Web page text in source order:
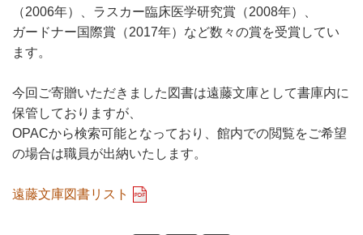
（2006年）、ラスカー臨床医学研究賞（2008年）、
ガードナー国際賞（2017年）など数々の賞を受賞してい
ます。
今回ご寄贈いただきました図書は遠藤文庫として書庫内に
保管しておりますが、
OPACから検索可能となっており、館内での閲覧をご希望
の場合は職員が出納いたします。
遠藤文庫図書リスト